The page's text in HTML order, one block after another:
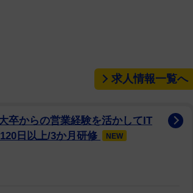
も、ペリー氏による「権力の誇示」と主
クソンが沈黙の見返りに4000万ドル
求人情報一覧へ
卒からの営業経験を活かしてIT
日以上/3か月研修
NEW